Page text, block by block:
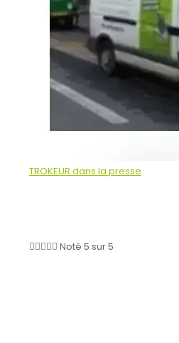
TROKEUR dans la presse
 Noté 5 sur 5